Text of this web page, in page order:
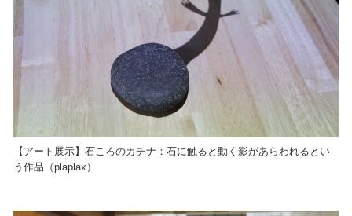
【アート展示】石ころのカチナ：石に触ると動く影があらわれるとい
う作品（plaplax）